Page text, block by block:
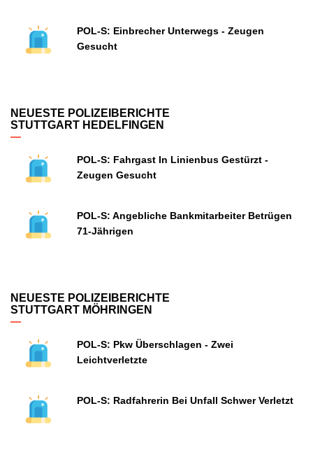
POL-S: Einbrecher Unterwegs - Zeugen
Gesucht
NEUESTE POLIZEIBERICHTE
STUTTGART HEDELFINGEN
POL-S: Fahrgast In Linienbus Gestürzt -
Zeugen Gesucht
POL-S: Angebliche Bankmitarbeiter Betrügen
71-Jährigen
NEUESTE POLIZEIBERICHTE
STUTTGART MÖHRINGEN
POL-S: Pkw Überschlagen - Zwei
Leichtverletzte
POL-S: Radfahrerin Bei Unfall Schwer Verletzt